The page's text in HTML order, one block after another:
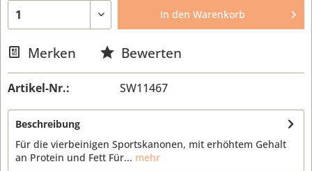
In den Warenkorb
Merken Bewerten
Artikel-Nr.: SW11467
Beschreibung
Für die vierbeinigen Sportskanonen, mit erhöhtem Gehalt
an Protein und Fett Für... mehr